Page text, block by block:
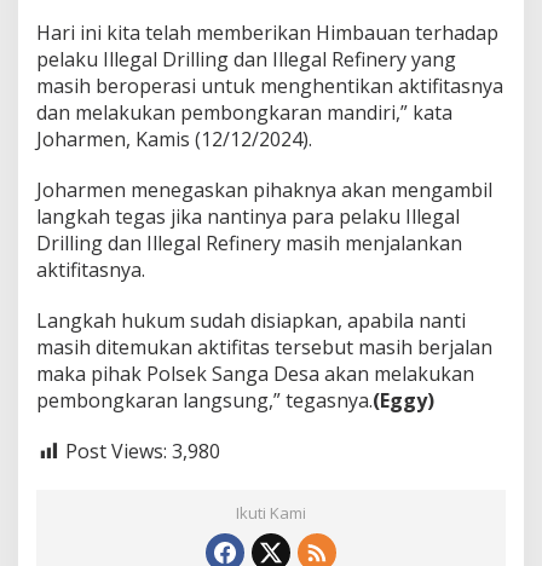
k
u
k
a
n
P
m
b
o
n
a
r
a
n
M
n
Hari ini kita telah memberikan Himbauan terhadap
pelaku Illegal Drilling dan Illegal Refinery yang
masih beroperasi untuk menghentikan aktifitasnya
dan melakukan pembongkaran mandiri,” kata
Joharmen, Kamis (12/12/2024).
Joharmen menegaskan pihaknya akan mengambil
langkah tegas jika nantinya para pelaku Illegal
Drilling dan Illegal Refinery masih menjalankan
aktifitasnya.
Langkah hukum sudah disiapkan, apabila nanti
masih ditemukan aktifitas tersebut masih berjalan
maka pihak Polsek Sanga Desa akan melakukan
pembongkaran langsung,” tegasnya.(Eggy)
Post Views: 3,980
Ikuti Kami